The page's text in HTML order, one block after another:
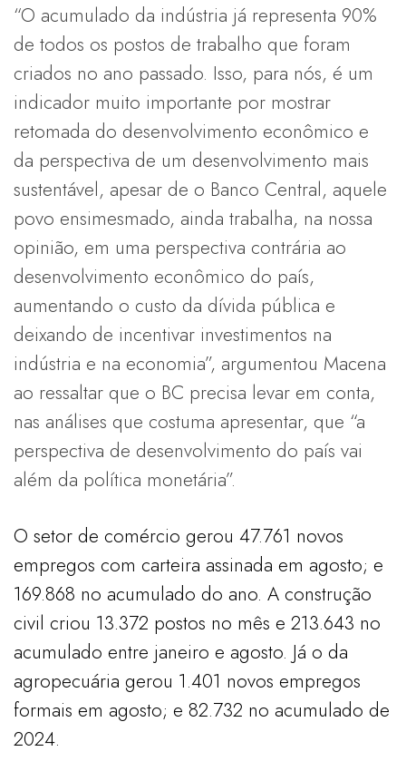
“O acumulado da indústria já representa 90%
de todos os postos de trabalho que foram
criados no ano passado. Isso, para nós, é um
indicador muito importante por mostrar
retomada do desenvolvimento econômico e
da perspectiva de um desenvolvimento mais
sustentável, apesar de o Banco Central, aquele
povo ensimesmado, ainda trabalha, na nossa
opinião, em uma perspectiva contrária ao
desenvolvimento econômico do país,
aumentando o custo da dívida pública e
deixando de incentivar investimentos na
indústria e na economia”, argumentou Macena
ao ressaltar que o BC precisa levar em conta,
nas análises que costuma apresentar, que “a
perspectiva de desenvolvimento do país vai
além da política monetária”.
O setor de comércio gerou 47.761 novos
empregos com carteira assinada em agosto; e
169.868 no acumulado do ano. A construção
civil criou 13.372 postos no mês e 213.643 no
acumulado entre janeiro e agosto. Já o da
agropecuária gerou 1.401 novos empregos
formais em agosto; e 82.732 no acumulado de
2024.